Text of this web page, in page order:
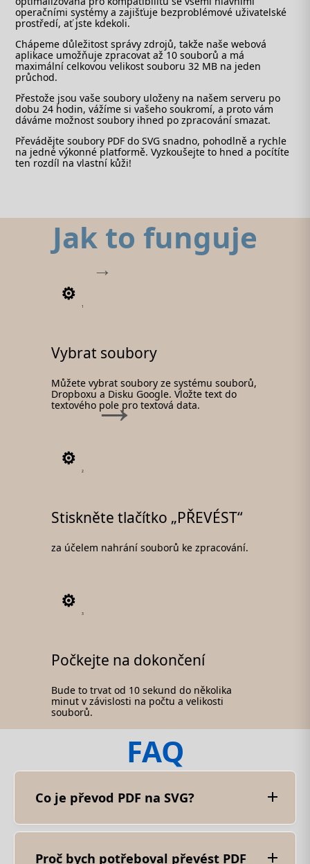
operačními systémy a zajišťuje bezproblémové uživatelské
prostředí, ať jste kdekoli.
Chápeme důležitost správy zdrojů, takže naše webová
aplikace umožňuje zpracovat až 10 souborů a má
maximální celkovou velikost souboru 32 MB na jeden
průchod.
Přestože jsou vaše soubory uloženy na našem serveru po
dobu 24 hodin, vážíme si vašeho soukromí, a proto vám
dáváme možnost soubory ihned po zpracování smazat.
Převádějte soubory PDF do SVG snadno, pohodlně a rychle
na jedné výkonné platformě. Vyzkoušejte to hned a pocítíte
ten rozdíl na vlastní kůži!
Jak to funguje
1
Vybrat soubory
Můžete vybrat soubory ze systému souborů,
Dropboxu a Disku Google. Vložte text do
textového pole pro textová data.
2
Stiskněte tlačítko „PŘEVÉST“
za účelem nahrání souborů ke zpracování.
3
Počkejte na dokončení
Bude to trvat od 10 sekund do několika
minut v závislosti na počtu a velikosti
souborů.
FAQ
Co je převod PDF na SVG?
známý jako převod PDF na SVG. SVG je obrazový
XML. Převod PDF na SVG umožňuje zachovat
Proč bych potřeboval převést PDF